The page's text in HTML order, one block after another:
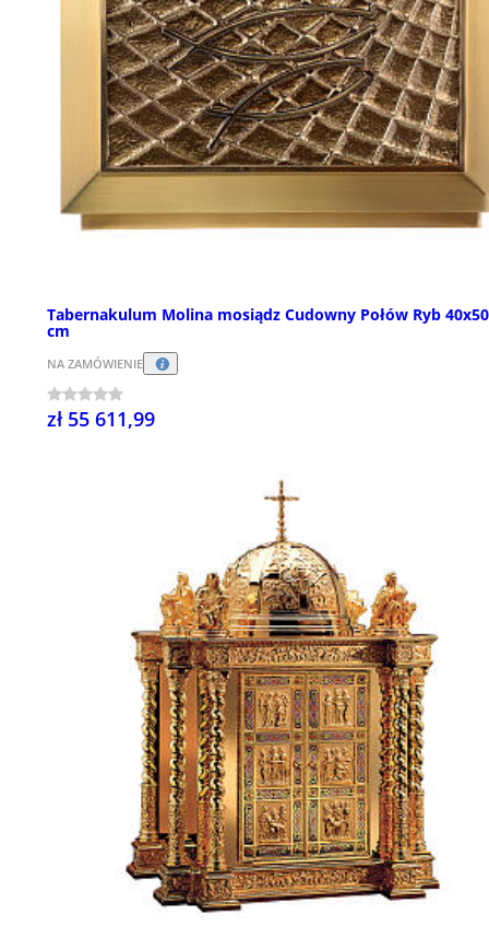
Tabernakulum Molina mosiądz Cudowny Połów Ryb
cm
NA ZAMÓWIENIE
zł 55 611,99